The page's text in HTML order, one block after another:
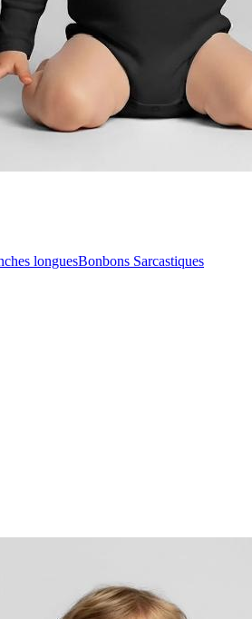
longuesBonbons Sarcastiques